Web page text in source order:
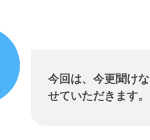
今回は、今更聞け
せていただきます。